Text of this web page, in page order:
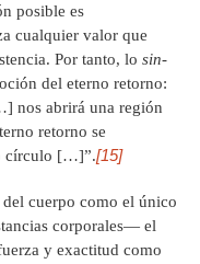
posible es
cualquier valor que
Por tanto, lo sin-
del eterno retorno:
nos abrirá una región
retorno se
círculo […]”.[15]
cuerpo como el único
corporales— el
y exactitud como